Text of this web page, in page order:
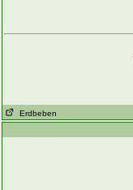
Erdbeben